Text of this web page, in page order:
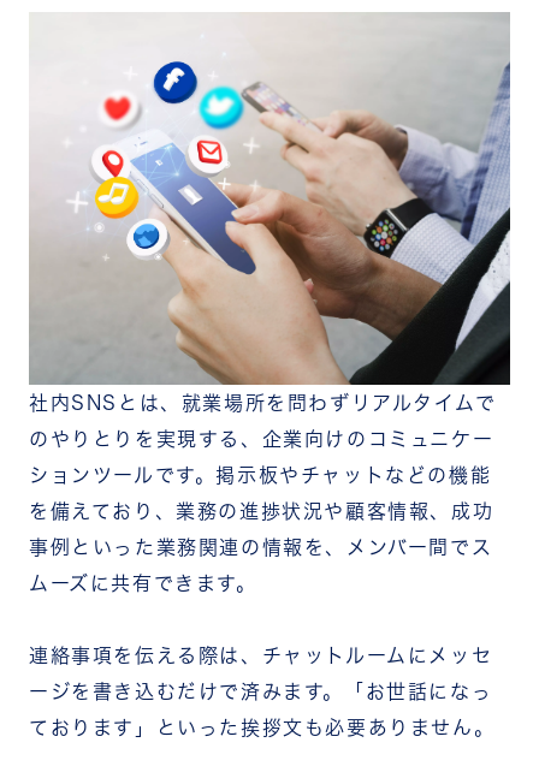
サンクスカード機能
分析機能
あると便利な社内SNSの機能
外部ツール連携
権限管理
検索機能
多言語翻訳機能
社内SNSの機能を活かして得られるメリット
コミュニケーションが活性化する
情報共有が効率化する
ナレッジが蓄積・共有される
社内SNSの機能を活用する際の注意点
利用が一部の従業員に偏ることがある
セキュリティ対策が欠かせない
自社に最適な社内SNS選定のポイント
ニーズや業務内容にマッチした機能が搭載されて
いるか
誰でも操作できる使い勝手か
セキュリティ面は安全か
社内SNSの機能を定着させるステップ
ステップ1：導入目的を明確にする
ステップ3：運用ルールを整え活用を後押しする
社内SNSとは、就業場所を問わずリアルタイムで
のやりとりを実現する、企業向けのコミュニケー
ションツールです。掲示板やチャットなどの機能
を備えており、業務の進捗状況や顧客情報、成功
事例といった業務関連の情報を、メンバー間でス
ムーズに共有できます。
連絡事項を伝える際は、チャットルームにメッセ
ージを書き込むだけで済みます。「お世話になっ
ております」といった挨拶文も必要ありません。